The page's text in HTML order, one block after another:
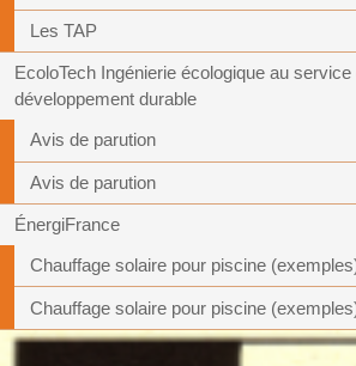
Les TAP
EcoloTech Ingénierie écologique au service
développement durable
Avis de parution
Avis de parution
ÉnergiFrance
Chauffage solaire pour piscine
Chauffage solaire pour piscine